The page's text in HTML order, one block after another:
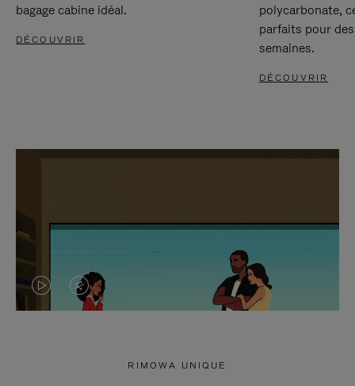
bagage cabine idéal.
DÉCOUVRIR
polycarbonate,
parfaits pour
semaines.
DÉCOUVRIR
LA LE
RIMOWA UNIQUE